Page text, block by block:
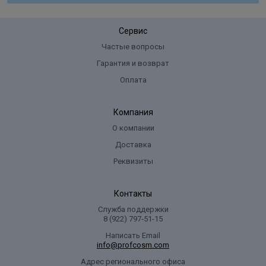
Сервис
Частые вопросы
Гарантия и возврат
Оплата
Компания
О компании
Доставка
Реквизиты
Контакты
Служба поддержки
8 (922) 797‑51-15
Написать Email
info@profcosm.com
Адрес регионального офиса